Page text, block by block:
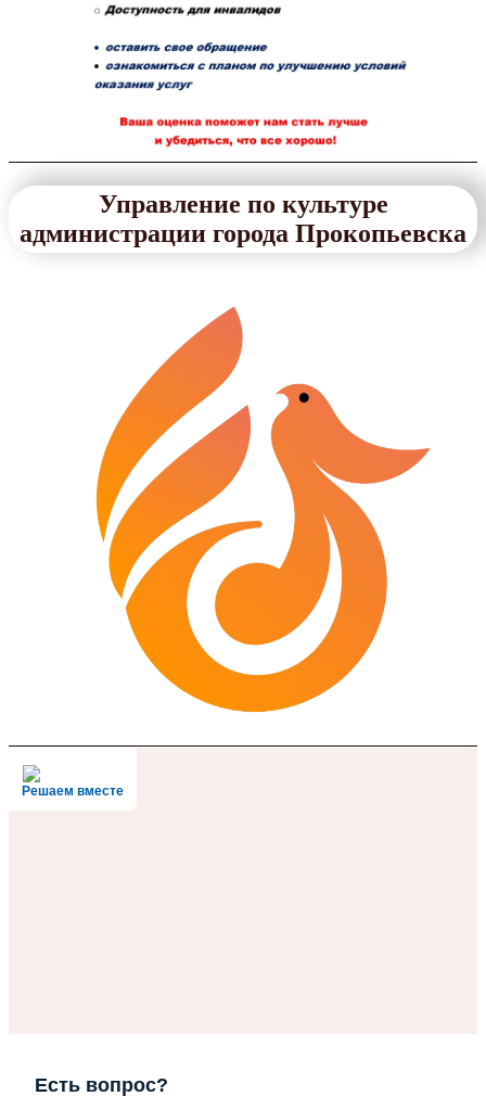
Управление по культуре
администрации города Прокопьевска
Решаем вместе
Есть вопрос?